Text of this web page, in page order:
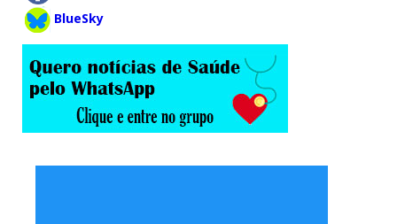
BlueSky